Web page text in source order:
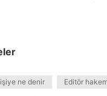
ne denir Editör